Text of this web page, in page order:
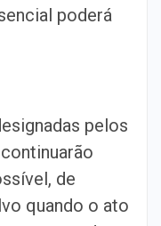
poderá
pelos
de
quando o ato